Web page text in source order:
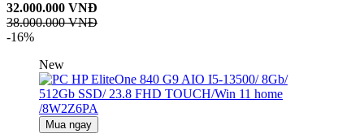
32.000.000 VNĐ
38.000.000 VNĐ
-16%
New
Mua ngay